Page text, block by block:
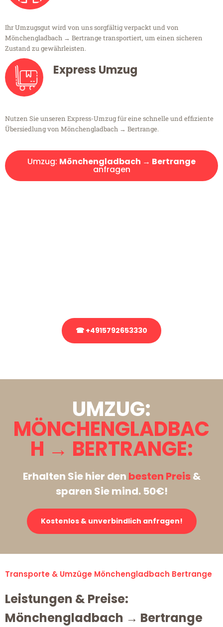
Ihr Umzugsgut wird von uns sorgfältig verpackt und von
Mönchengladbach → Bertrange transportiert, um einen sicheren
Zustand zu gewährleisten.
Express Umzug
Nutzen Sie unseren Express-Umzug für eine schnelle und effiziente
Übersiedlung von Mönchengladbach → Bertrange.
Umzug: Mönchengladbach → Bertrange
anfragen
☎ +4915792653330
UMZUG:
MÖNCHENGLADBAC
H → BERTRANGE:
Erhalten Sie hier den besten Preis&
sparen Sie mind. 50€!
Kostenlos & unverbindlich anfragen!
Transporte & Umzüge Mönchengladbach Bertrange
Leistungen & Preise:
Mönchengladbach → Bertrange